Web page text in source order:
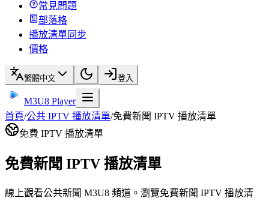
常見問題
部落格
播放清單同步
價格
繁體中文 登入
M3U8 Player
首頁/公共 IPTV 播放清單/免費新聞 IPTV 播放清單
免費 IPTV 播放清單
免費新聞 IPTV 播放清單
線上觀看公共新聞 M3U8 頻道。瀏覽免費新聞 IPTV 播放清